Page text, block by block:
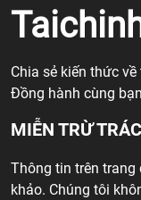
Chia sẻ kiến thức
Đồng hành cùng
MIỄN TRỪ
Thông tin trên
khảo. Chúng tôi